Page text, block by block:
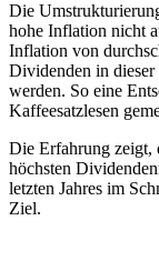
Die
hohe Inflation nicht
Inflation von
Dividenden in
werden. So eine
Kaffeesatzlesen
Die Erfahrung zeigt,
höchsten
letzten Jahres im
Ziel.